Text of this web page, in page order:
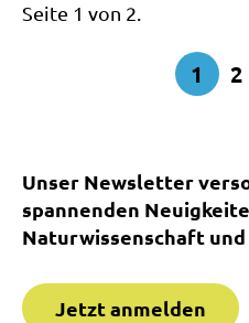
Seite 1 von 2.
1 2
Unser Newsletter
spannenden
Naturwissenschaft und
Jetzt anmelden